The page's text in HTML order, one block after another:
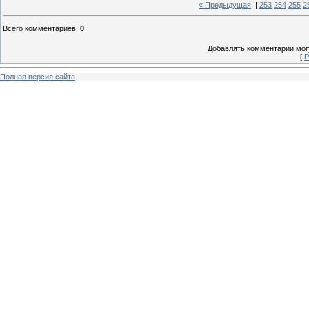
« Предыдущая 253 254 255
Всего комментариев: 0
Добавлять комментарии
[
Полная версия сайта